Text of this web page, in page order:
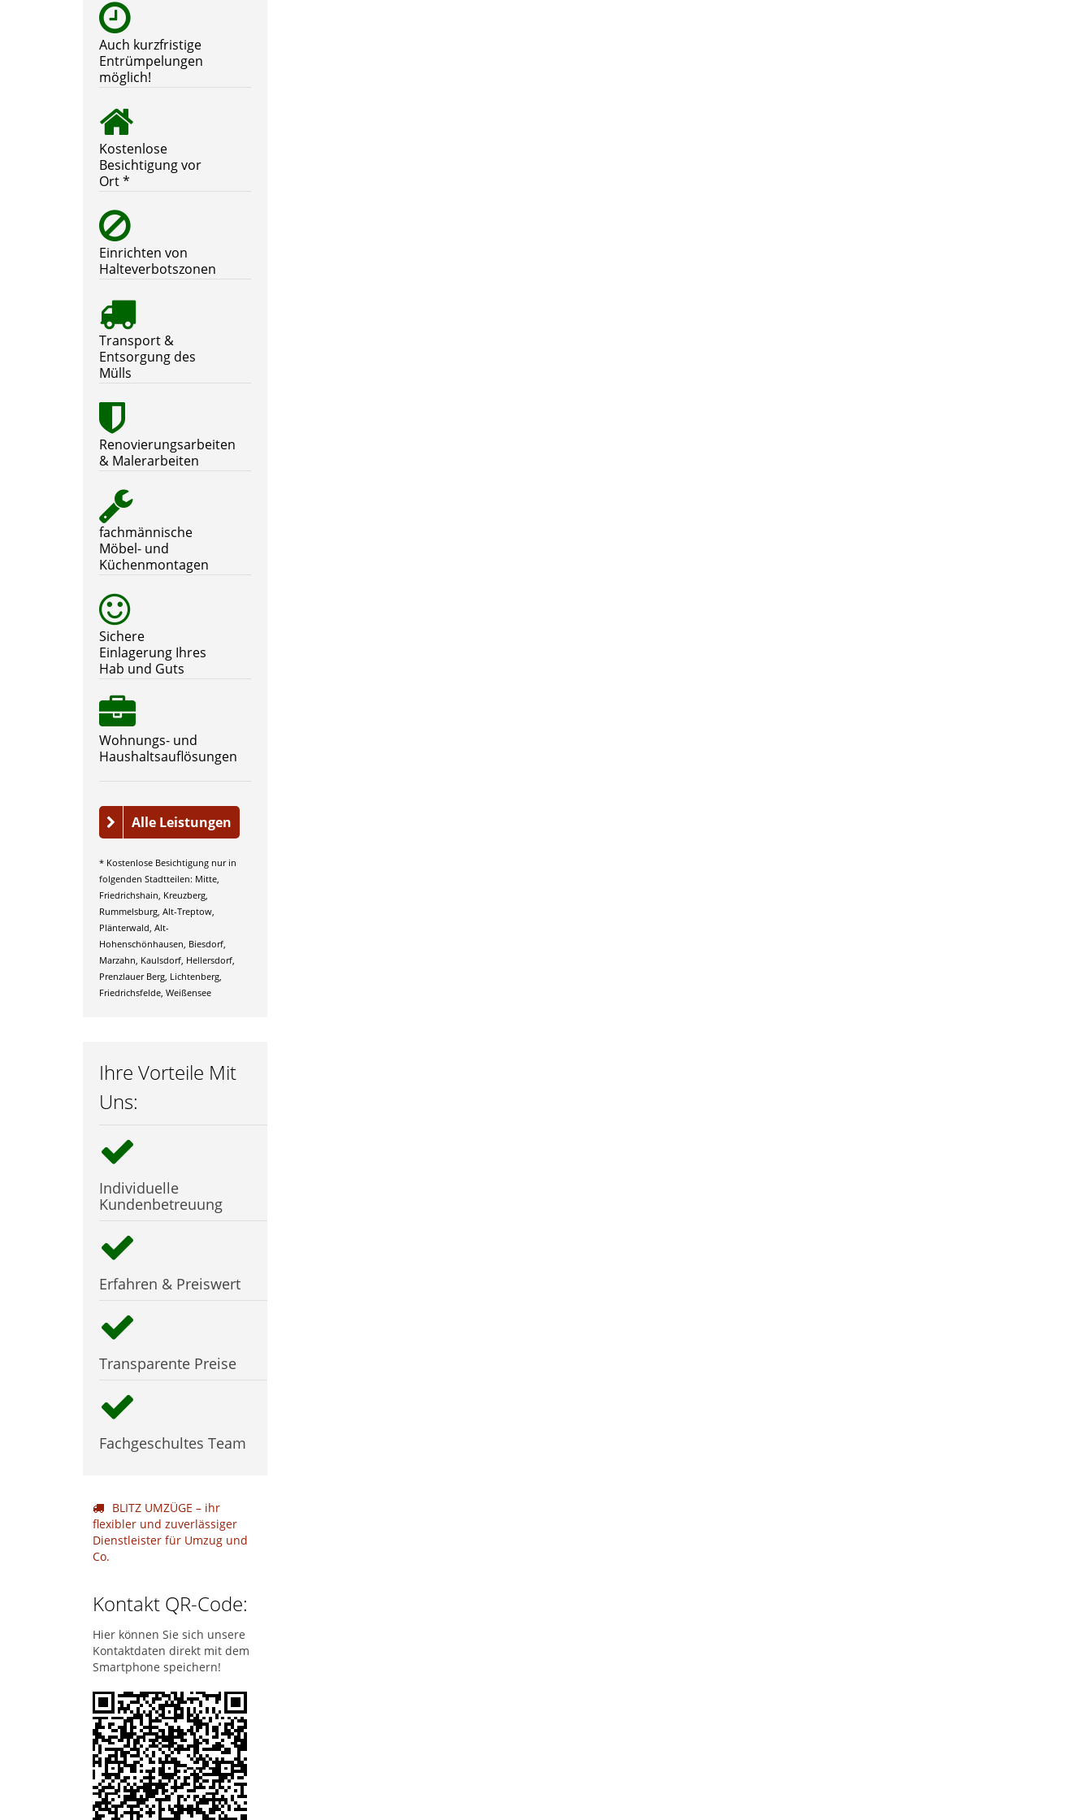
Auch kurzfristige
Entrümpelungen
möglich!
Kostenlose
Besichtigung vor
Ort *
Einrichten von
Halteverbotszonen
Transport &
Entsorgung des
Mülls
Renovierungsarbeiten
& Malerarbeiten
fachmännische
Möbel- und
Küchenmontagen
Sichere
Einlagerung Ihres
Hab und Guts
Wohnungs- und
Haushaltsauflösungen
Alle Leistungen
* Kostenlose Besichtigung nur in
folgenden Stadtteilen: Mitte,
Friedrichshain, Kreuzberg,
Rummelsburg, Alt-Treptow,
Plänterwald, Alt-
Hohenschönhausen, Biesdorf,
Marzahn, Kaulsdorf, Hellersdorf,
Prenzlauer Berg, Lichtenberg,
Friedrichsfelde, Weißensee
Ihre Vorteile Mit
Uns:
Individuelle
Kundenbetreuung
Erfahren & Preiswert
Transparente Preise
Fachgeschultes Team
BLITZ UMZÜGE – ihr
flexibler und zuverlässiger
Dienstleister für Umzug und
Co.
Kontakt QR-Code:
Hier können Sie sich unsere
Kontaktdaten direkt mit dem
Smartphone speichern!